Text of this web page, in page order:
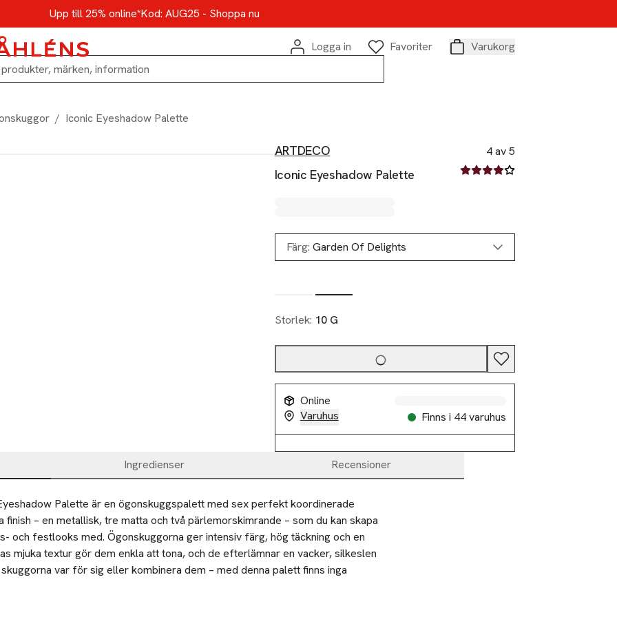
Upp till 25% online*Kod: AUG25 - Shoppa nu
Logga in
Favoriter
Varukorg
/ Iconic Eyeshadow Palette
ARTDECO
Iconic Eyeshadow Palette
4 av 5
4 av fem stjärnor
Färg: Garden Of Delights
Storlek: 10 G
Online
Varuhus
Finns i 44 varuhus
Ingredienser Recensioner
Palette är en ögonskuggspalett med sex perfekt koordinerade
finish – en metallisk, tre matta och två pärlemorskimrande – som du kan skapa
och festlooks med. Ögonskuggorna ger intensiv färg, hög täckning och en
mjuka textur gör dem enkla att tona, och de efterlämnar en vacker, silkeslen
var för sig eller kombinera dem – med denna palett finns inga